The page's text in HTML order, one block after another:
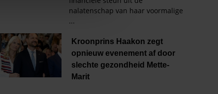
partners voor social
met onze cookies als u